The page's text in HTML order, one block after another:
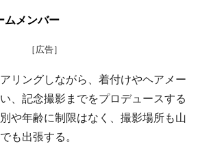
ムメンバー
［広告］
リングしながら、着付けやヘアメー
、記念撮影までをプロデュースする
や年齢に制限はなく、撮影場所も山
も出張する。